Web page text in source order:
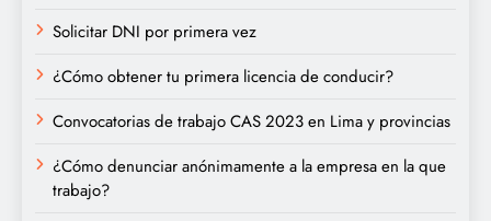
Solicitar DNI por primera vez
¿Cómo obtener tu primera licencia de conducir?
Convocatorias de trabajo CAS 2023 en Lima y provincias
¿Cómo denunciar anónimamente a la empresa en la que
trabajo?